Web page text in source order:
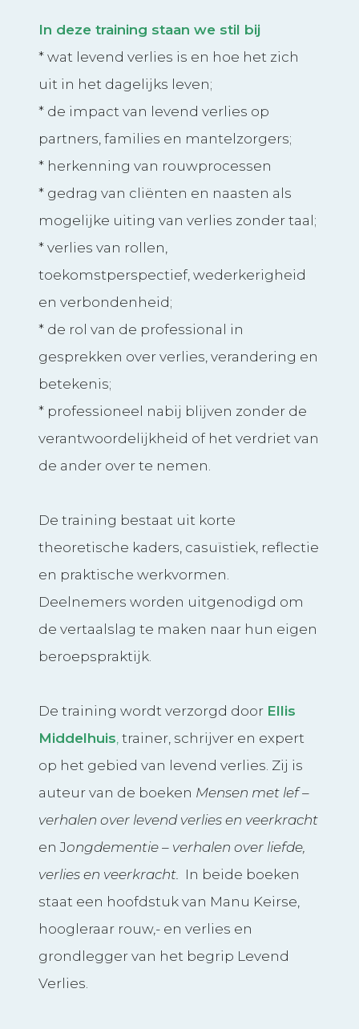
In deze training staan we stil bij
* wat levend verlies is en hoe het zich
uit in het dagelijks leven;
* de impact van levend verlies op
partners, families en mantelzorgers;
* herkenning van rouwprocessen
* gedrag van cliënten en naasten als
mogelijke uiting van verlies zonder taal;
* verlies van rollen,
toekomstperspectief, wederkerigheid
en verbondenheid;
* de rol van de professional in
gesprekken over verlies, verandering en
betekenis;
* professioneel nabij blijven zonder de
verantwoordelijkheid of het verdriet van
de ander over te nemen.
De training bestaat uit korte
theoretische kaders, casuïstiek, reflectie
en praktische werkvormen.
Deelnemers worden uitgenodigd om
de vertaalslag te maken naar hun eigen
beroepspraktijk.
De training wordt verzorgd door Ellis
Middelhuis, trainer, schrijver en expert
op het gebied van levend verlies. Zij is
auteur van de boeken Mensen met lef –
verhalen over levend verlies en veerkracht
en Jongdementie – verhalen over liefde,
verlies en veerkracht. In beide boeken
staat een hoofdstuk van Manu Keirse,
hoogleraar rouw,- en verlies en
grondlegger van het begrip Levend
Verlies.